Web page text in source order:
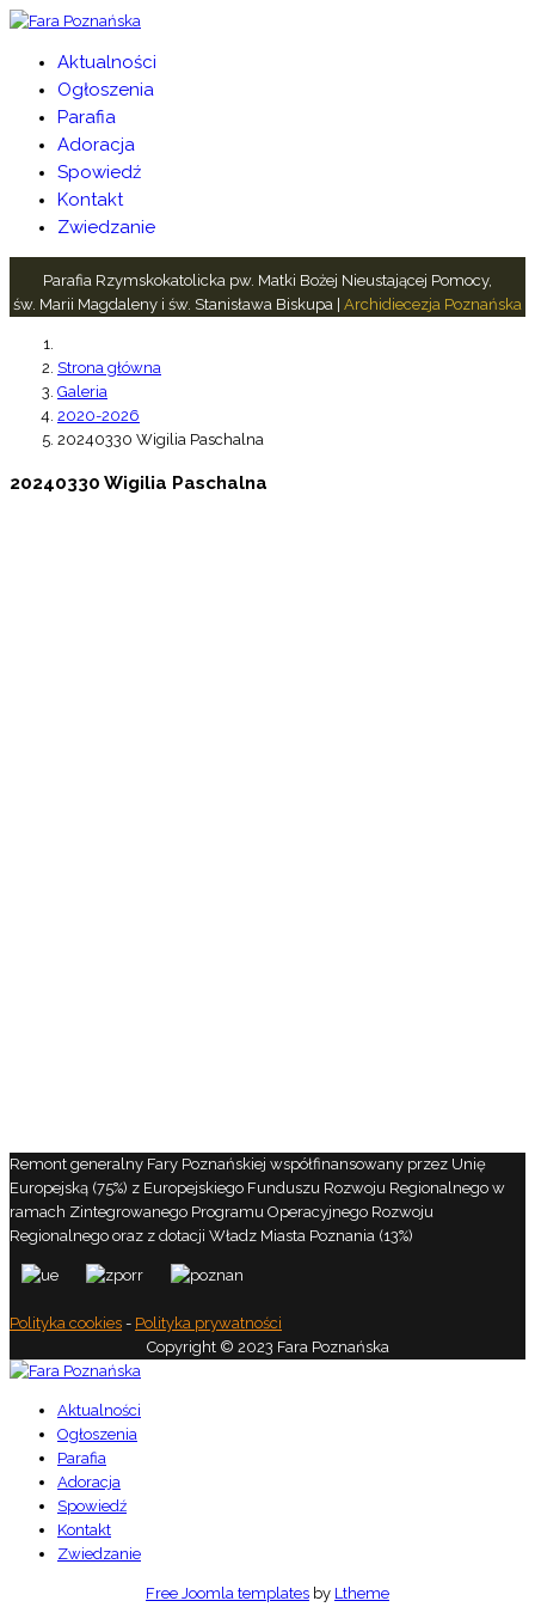
Aktualności
Ogłoszenia
Parafia
Adoracja
Spowiedź
Kontakt
Zwiedzanie
Parafia Rzymskokatolicka pw. Matki Bożej Nieustającej Pomocy,
św. Marii Magdaleny i św. Stanisława Biskupa | Archidiecezja Poznańska
Strona główna
Galeria
2020-2026
20240330 Wigilia Paschalna
20240330 Wigilia Paschalna
Remont generalny Fary Poznańskiej współfinansowany przez Unię
Europejską (75%) z Europejskiego Funduszu Rozwoju Regionalnego w
ramach Zintegrowanego Programu Operacyjnego Rozwoju
Regionalnego oraz z dotacji Władz Miasta Poznania (13%)
Polityka cookies - Polityka prywatności
Copyright © 2023 Fara Poznańska
Aktualności
Ogłoszenia
Parafia
Adoracja
Spowiedź
Kontakt
Zwiedzanie
Free Joomla templates by Ltheme